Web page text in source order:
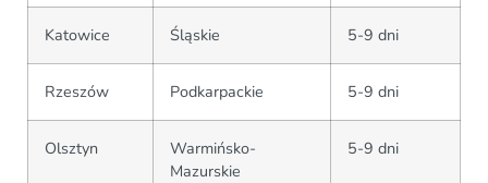
Katowice Śląskie 5-9 dni
Rzeszów Podkarpackie 5-9 dni
Olsztyn
Warmińsko-
Mazurskie
5-9 dni